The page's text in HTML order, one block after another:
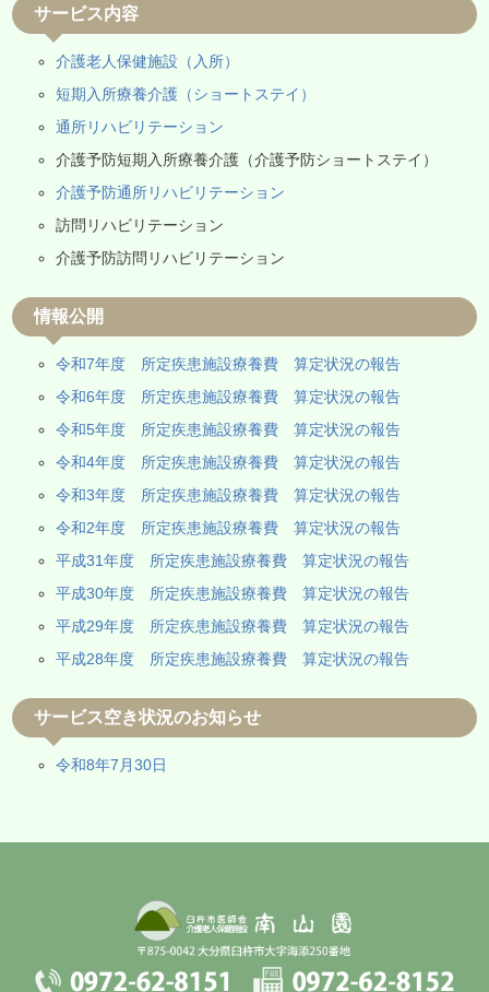
サービス内容
介護老人保健施設（入所）
短期入所療養介護（ショートステイ）
通所リハビリテーション
介護予防短期入所療養介護（介護予防ショートステイ）
介護予防通所リハビリテーション
訪問リハビリテーション
介護予防訪問リハビリテーション
情報公開
令和7年度 所定疾患施設療養費 算定状況の報告
令和6年度 所定疾患施設療養費 算定状況の報告
令和5年度 所定疾患施設療養費 算定状況の報告
令和4年度 所定疾患施設療養費 算定状況の報告
令和3年度 所定疾患施設療養費 算定状況の報告
令和2年度 所定疾患施設療養費 算定状況の報告
平成31年度 所定疾患施設療養費 算定状況の報告
平成30年度 所定疾患施設療養費 算定状況の報告
平成29年度 所定疾患施設療養費 算定状況の報告
平成28年度 所定疾患施設療養費 算定状況の報告
サービス空き状況のお知らせ
令和8年7月30日